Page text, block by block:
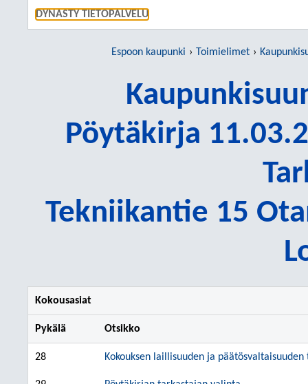
DYNASTY TIETOPALVELU
Espoon kaupunki Toimielimet
Pöytäkirja
Tekniikantie 15
Kokousasiat
Pykälä Otsikko
28 Kokouksen laillisuuden ja